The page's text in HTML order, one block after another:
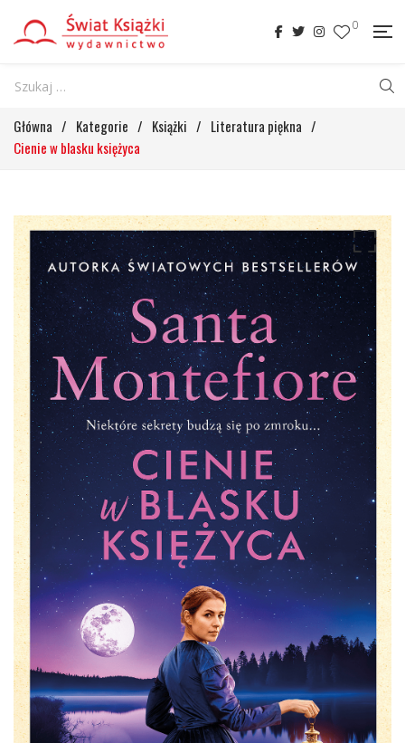
0
Główna / Kategorie / Książki / Literatura piękna /
Cienie w blasku księżyca